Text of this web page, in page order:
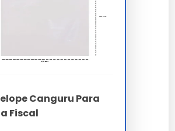
da fita adesiva no verso.
canguru sobre a embalagem
para garantir a adesão.
pelo lado aberto.
protegido.
Canguru Para
Fiscal